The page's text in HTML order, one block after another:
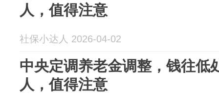
人，值得注意
社保小达人 2026-04-02
中央定调养老金调整，钱往低
人，值得注意